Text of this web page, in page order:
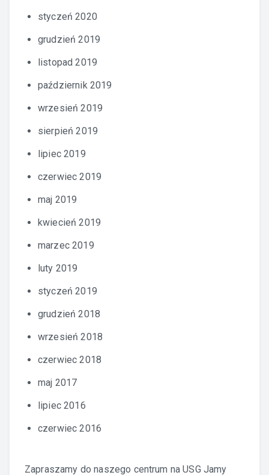
styczeń 2020
grudzień 2019
listopad 2019
październik 2019
wrzesień 2019
sierpień 2019
lipiec 2019
czerwiec 2019
maj 2019
kwiecień 2019
marzec 2019
luty 2019
styczeń 2019
grudzień 2018
wrzesień 2018
czerwiec 2018
maj 2017
lipiec 2016
czerwiec 2016
Zapraszamy do naszego centrum naUSG Jamy